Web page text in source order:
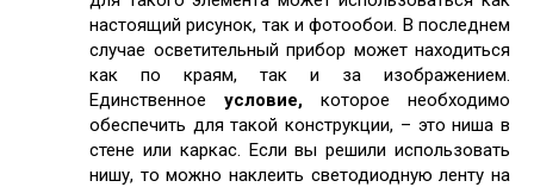
настоящий рисунок, так и фотообои. В последнем
случае осветительный прибор может находиться
как по краям, так и за изображением.
Единственное условие, которое необходимо
обеспечить для такой конструкции, – это ниша в
стене или каркас. Если вы решили использовать
нишу, то можно наклеить светодиодную ленту на